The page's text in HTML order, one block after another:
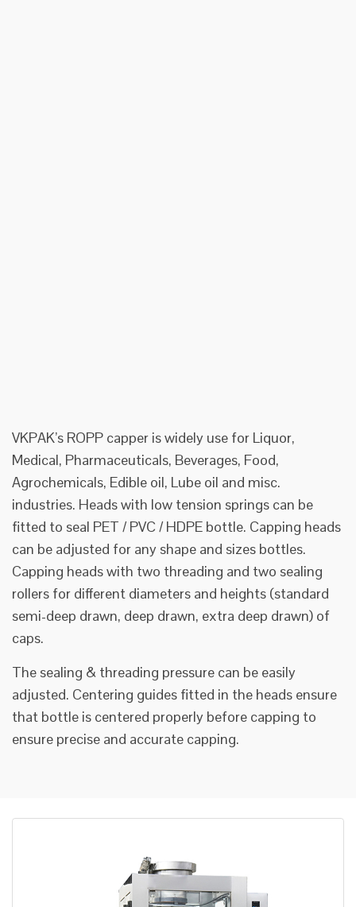
VKPAK’s ROPP capper is widely use for Liquor,
Medical, Pharmaceuticals, Beverages, Food,
Agrochemicals, Edible oil, Lube oil and misc.
industries. Heads with low tension springs can be
fitted to seal PET / PVC / HDPE bottle. Capping heads
can be adjusted for any shape and sizes bottles.
Capping heads with two threading and two sealing
rollers for different diameters and heights (standard
semi-deep drawn, deep drawn, extra deep drawn) of
caps.
The sealing & threading pressure can be easily
adjusted. Centering guides fitted in the heads ensure
that bottle is centered properly before capping to
ensure precise and accurate capping.